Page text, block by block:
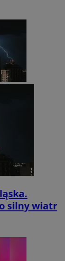
silny wiatr